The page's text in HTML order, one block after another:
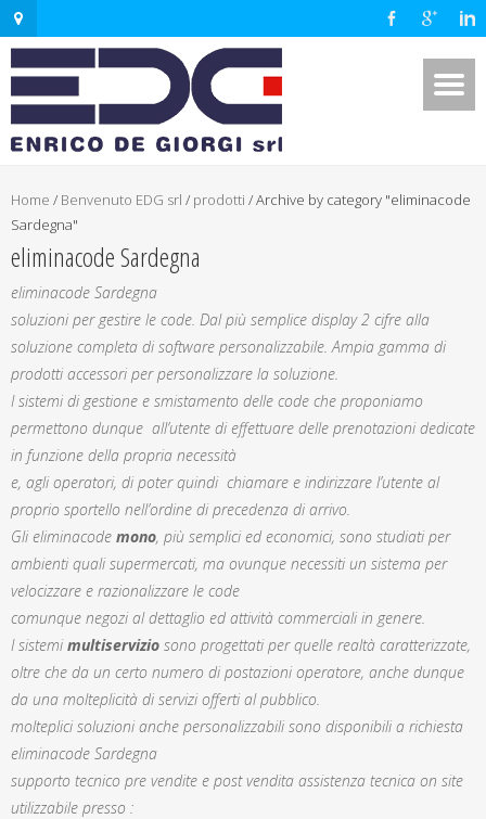
Home / Benvenuto EDG srl / prodotti /Archive by category "eliminacode
Sardegna"
eliminacode Sardegna
eliminacode Sardegna
soluzioni per gestire le code. Dal più semplice display 2 cifre alla
soluzione completa di software personalizzabile. Ampia gamma di
prodotti accessori per personalizzare la soluzione.
I sistemi di gestione e smistamento delle code che proponiamo
permettono dunque all’utente di effettuare delle prenotazioni dedicate
in funzione della propria necessità
e, agli operatori, di poter quindi chiamare e indirizzare l’utente al
proprio sportello nell’ordine di precedenza di arrivo.
Gli eliminacode mono, più semplici ed economici, sono studiati per
ambienti quali supermercati, ma ovunque necessiti un sistema per
velocizzare e razionalizzare le code
comunque negozi al dettaglio ed attività commerciali in genere.
I sistemi multiservizio sono progettati per quelle realtà caratterizzate,
oltre che da un certo numero di postazioni operatore, anche dunque
da una molteplicità di servizi offerti al pubblico.
molteplici soluzioni anche personalizzabili sono disponibili a richiesta
eliminacode Sardegna
supporto tecnico pre vendite e post vendita assistenza tecnica on site
utilizzabile presso :